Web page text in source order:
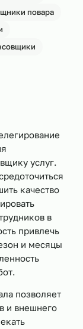
повара
услуг.
качество
в
привлечь
и месяцы
позволяет
и внешнего